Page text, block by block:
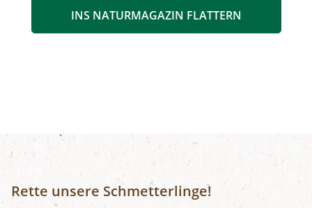
INS NATURMAGAZIN FLATTERN
Rette unsere Schmetterlinge!